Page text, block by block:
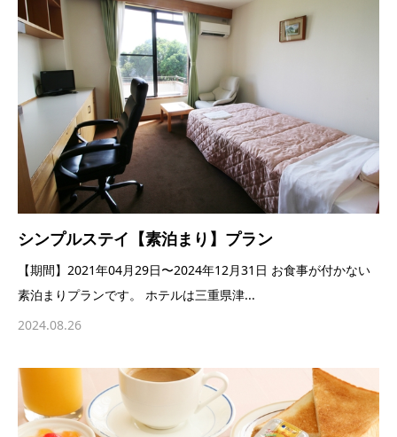
シンプルステイ【素泊まり】プラン
【期間】2021年04月29日〜2024年12月31日 お食事が付かない
素泊まりプランです。 ホテルは三重県津...
2024.08.26